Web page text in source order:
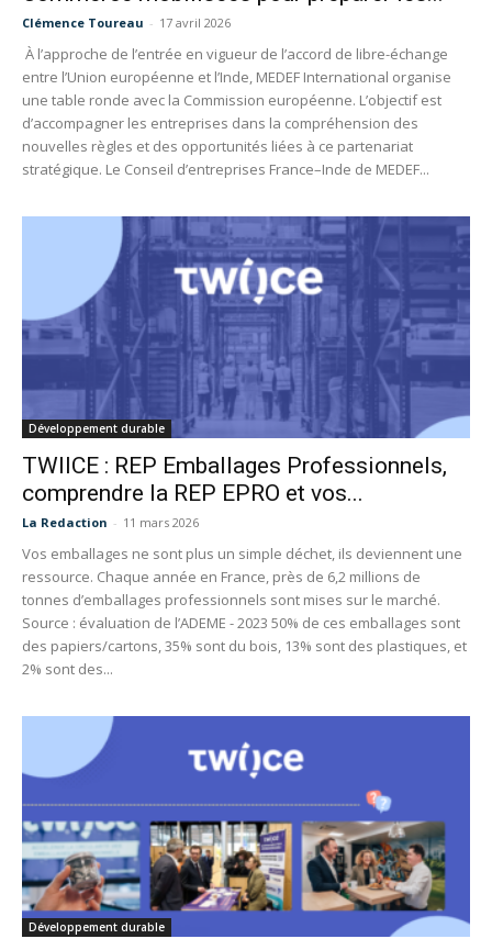
Clémence Toureau - 17 avril 2026
À l’approche de l’entrée en vigueur de l’accord de libre-échange
entre l’Union européenne et l’Inde, MEDEF International organise
une table ronde avec la Commission européenne. L’objectif est
d’accompagner les entreprises dans la compréhension des
nouvelles règles et des opportunités liées à ce partenariat
stratégique. Le Conseil d’entreprises France–Inde de MEDEF...
Développement durable
TWIICE : REP Emballages Professionnels,
comprendre la REP EPRO et vos...
La Redaction - 11 mars 2026
Vos emballages ne sont plus un simple déchet, ils deviennent une
ressource. Chaque année en France, près de 6,2 millions de
tonnes d’emballages professionnels sont mises sur le marché.
Source : évaluation de l’ADEME - 2023 50% de ces emballages sont
des papiers/cartons, 35% sont du bois, 13% sont des plastiques, et
2% sont des...
Développement durable